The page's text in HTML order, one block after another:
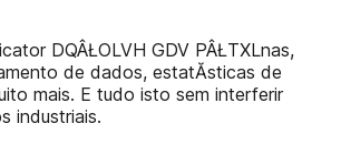
DQÂŁOLVH GDV PÂŁTXLnas,
de dados, estatĂ­sticas de
mais. E tudo isto sem interferir
industriais.